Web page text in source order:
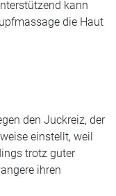
kann
die Haut
den Juckreiz, der
einstellt, weil
trotz guter
ihren